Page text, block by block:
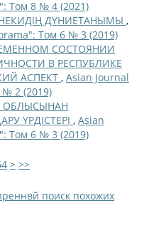
Том 8 № 4 (2021)
ДҮНИЕТАНЫМЫ ,
Том 6 № 3 (2019)
СОСТОЯНИИ
В РЕСПУБЛИКЕ
АСПЕКТ , Asian Journal
№ 2 (2019)
ОБЛЫСЫНАН
ҮРДІСТЕРІ , Asian
Том 6 № 3 (2019)
> >>
поиск похожих